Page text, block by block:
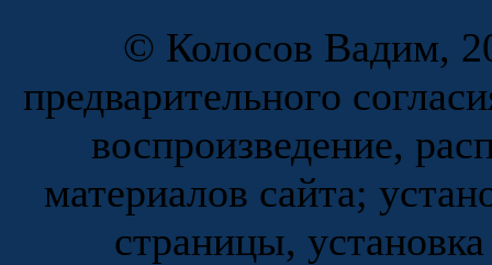
© Колосов Вадим,
предварительного
воспроизведение,
материалов сайта;
страницы,